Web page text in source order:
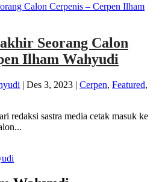
Seorang Calon
Ilham Wahyudi
| Des 3, 2023 | Cerpen, Featured,
redaksi sastra media cetak masuk ke